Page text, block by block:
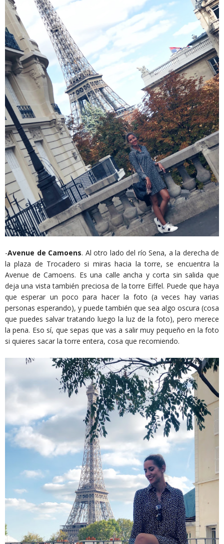
-Avenue de Camoens. Al otro lado del río Sena, a la derecha de
la plaza de Trocadero si miras hacia la torre, se encuentra la
Avenue de Camoens. Es una calle ancha y corta sin salida que
deja una vista también preciosa de la torre Eiffel. Puede que haya
que esperar un poco para hacer la foto (a veces hay varias
personas esperando), y puede también que sea algo oscura (cosa
que puedes salvar tratando luego la luz de la foto), pero merece
la pena. Eso sí, que sepas que vas a salir muy pequeño en la foto
si quieres sacar la torre entera, cosa que recomiendo.